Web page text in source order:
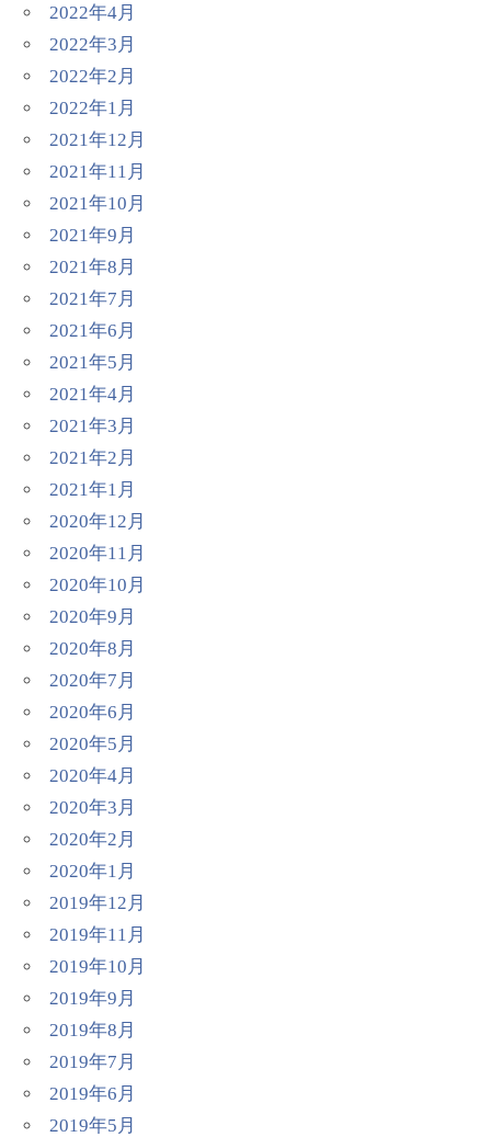
2022年4月
2022年3月
2022年2月
2022年1月
2021年12月
2021年11月
2021年10月
2021年9月
2021年8月
2021年7月
2021年6月
2021年5月
2021年4月
2021年3月
2021年2月
2021年1月
2020年12月
2020年11月
2020年10月
2020年9月
2020年8月
2020年7月
2020年6月
2020年5月
2020年4月
2020年3月
2020年2月
2020年1月
2019年12月
2019年11月
2019年10月
2019年9月
2019年8月
2019年7月
2019年6月
2019年5月